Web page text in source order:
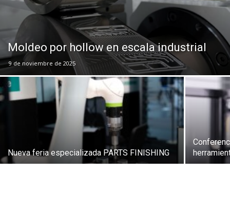
Moldeo por hollow en escala industrial
9 de noviembre de 2025
Nueva feria especializada PARTS FINISHING